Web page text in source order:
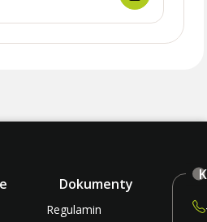
Dokumenty
Regulamin